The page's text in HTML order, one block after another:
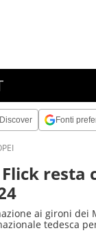
Fonti
resta
ai gironi dei
tedesca